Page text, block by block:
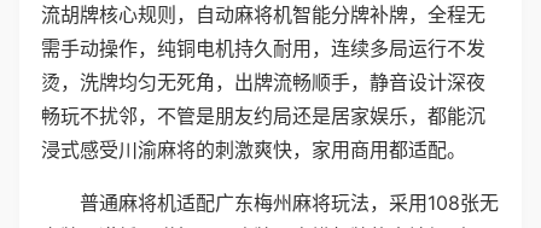
流胡牌核心规则，自动麻将机智能分牌补牌，全程无
需手动操作，纯铜电机持久耐用，连续多局运行不发
烫，洗牌均匀无死角，出牌流畅顺手，静音设计深夜
畅玩不扰邻，不管是朋友约局还是居家娱乐，都能沉
浸式感受川渝麻将的刺激爽快，家用商用都适配。
普通麻将机适配广东梅州麻将玩法，采用108张无